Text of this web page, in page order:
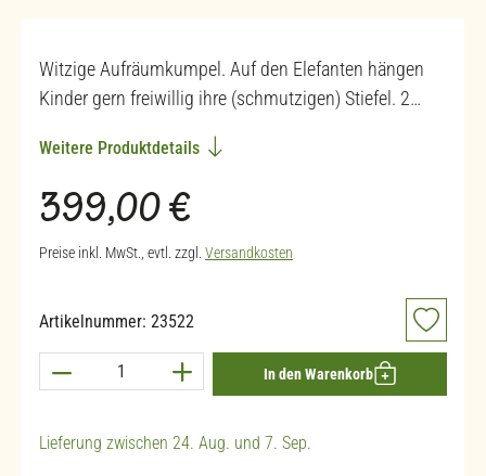
Witzige Aufräumkumpel. Auf den Elefanten hängen
Kinder gern freiwillig ihre (schmutzigen) Stiefel. 2…
Weitere Produktdetails
Regulärer Preis:
399,00 €
Preise inkl. MwSt., evtl. zzgl. Versandkosten
Artikelnummer: 23522
Produkt Anzahl: Gib den gewünschten Wert
In den Warenkorb
Lieferung zwischen 24. Aug. und 7. Sep.